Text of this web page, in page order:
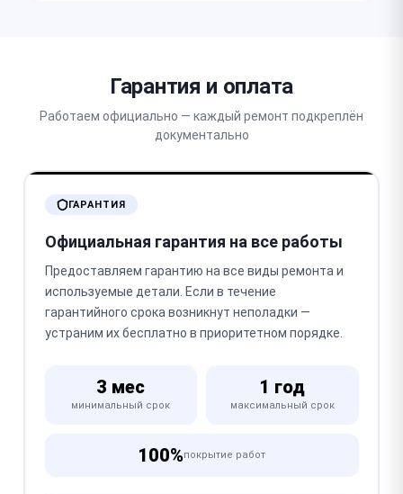
Гарантия и оплата
Работаем официально — каждый ремонт подкреплён
документально
ГАРАНТИЯ
Официальная гарантия на все работы
Предоставляем гарантию на все виды ремонта и
используемые детали. Если в течение
гарантийного срока возникнут неполадки —
устраним их бесплатно в приоритетном порядке.
3 мес
минимальный срок
1 год
максимальный срок
100%покрытие работ